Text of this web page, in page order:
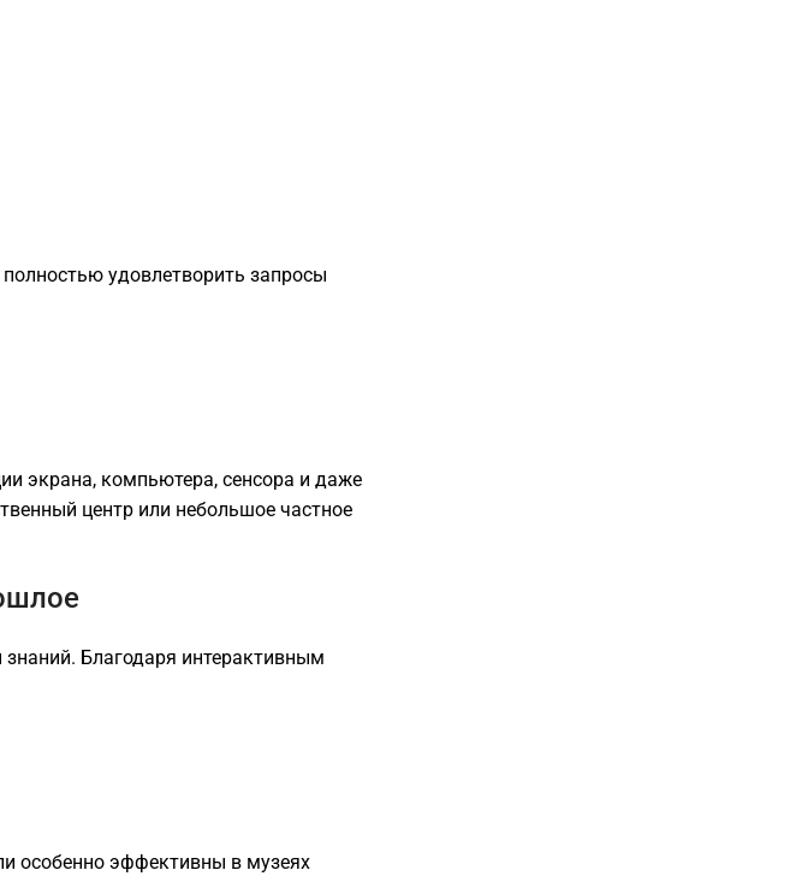
удовлетворить запросы
экрана, компьютера, сенсора и даже
центр или небольшое частное
Благодаря интерактивным
особенно эффективны в музеях